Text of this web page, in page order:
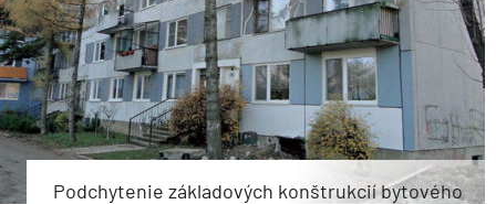
Podchytenie základových konštrukcií bytového